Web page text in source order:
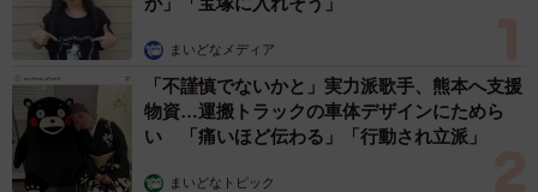
工業都市ウォリントンの路地裏で、最下級の悪魔モリーか
アたちのもとへモリーと、その契約者のハリエットがやっ
て来る。悪魔契約者同士の親交を深めようと誘いにきたの
だ。だが、人間形態の多用で消耗の反動が一気にきたマル
まいどなメディア
「不謹慎でないかと」実力派歌手、熊本へ支援
物資…運搬トラックの車体デザインにためら
い 「痛いほど伝わる」「行動され立派」
まいどなトピック